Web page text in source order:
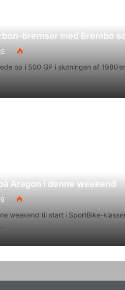
bremser med Brembo
op i 500 GP i slutningen af
Aragon i denne weekend
weekend til start i SportBike-